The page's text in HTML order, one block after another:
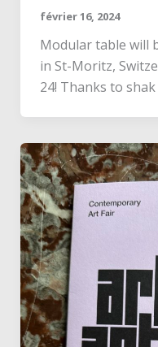
février 16, 2024
Modular table will
in St-Moritz,
24! Thanks to